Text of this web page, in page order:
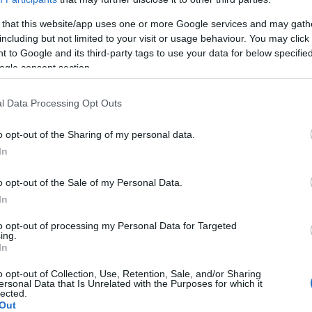
that this website/app uses one or more Google services and may
but not limited to your visit or usage behaviour. You may
to Google and its third-party tags to use your data for below
consent section.
Data Processing Opt Outs
opt-out of the Sharing of my personal data.
opt-out of the Sale of my Personal Data.
opt-out of processing my Personal Data for Targeted
opt-out of Collection, Use, Retention, Sale, and/or Sharing
Data that Is Unrelated with the Purposes for which it
die ein geringes Selbstwirksamkeitsgefühl haben,
geht, diese mit geringerer Wahrscheinlichkeit
dass man in der Lage ist, die Ziele zu
mit geringer Selbstwirksamkeit glauben vielleicht
der Brust sinnvoll ist und dass sie sie brauchen.
weit mehr Hindernisse als Vorteile sehen,
Diese Hindernisse hängen mit
in Bezug auf die eigenen Fähigkeiten oder der